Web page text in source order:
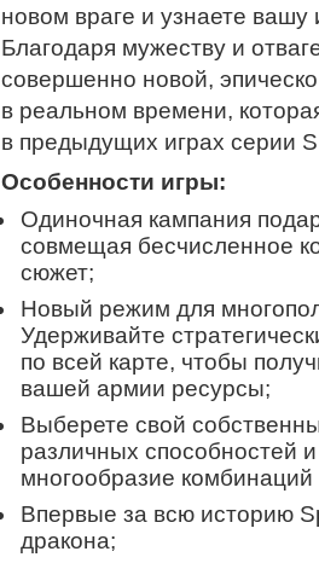
новом враге и узнаете вашу
Благодаря мужеству и
совершенно новой,
в реальном времени,
в предыдущих играх серии
Особенности игры:
Одиночная кампания
совмещая бесчисленное
сюжет;
Новый режим для
Удерживайте
по всей карте, чтобы
вашей армии ресурсы;
Выберете свой
различных способностей
многообразие
Впервые за всю историю
дракона;